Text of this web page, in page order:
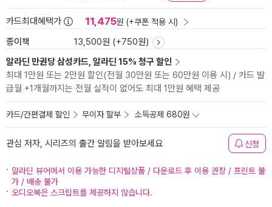
카드최대혜택가 11,475원 (+쿠폰 적용 시)
종이책
13,500원 (+750원)
알라딘 만권당 삼성카드, 알라딘 15% 청구 할인
최대 1만원 또는 2만원 할인(전월 30만원 또는 60만원 이용 시) / 카드 발
급월 +1개월까지는 전월 실적이 없어도 최대 1만원 혜택 제공
카드/간편결제 할인 무이자 할부 소득공제 680원
관심 저자, 시리즈의 출간 알림을 받아보세요 신청
알라딘 뷰어에서 이용 가능한 디지털상품 / 다운로드 후 이용 권장 / 프린트 불
가 / 배송 불가
오디오북은 스크립트를 제공하지 않습니다.